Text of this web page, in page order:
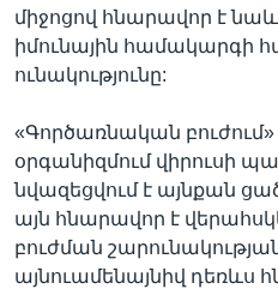
միջոցով հնարավոր է
իմունային համակարգի
ունակությունը:
«Գործառնական բուժում»
օրգանիզմում վիրուսի
նվազեցվում է այնքան
այն հնարավոր է
բուժման
այնուամենայնիվ դեռևս